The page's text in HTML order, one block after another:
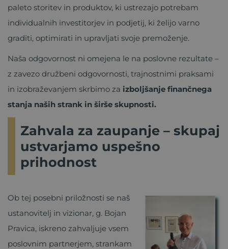
paleto storitev in produktov, ki ustrezajo potrebam
individualnih investitorjev in podjetij, ki želijo varno
graditi, optimirati in upravljati svoje premoženje.
Naša odgovornost ni omejena le na poslovne rezultate –
z zavezo družbeni odgovornosti, trajnostnimi praksami
in izobraževanjem skrbimo za izboljšanje finančnega
stanja naših strank in širše skupnosti.
Zahvala za zaupanje – skupaj
ustvarjamo uspešno
prihodnost
Ob tej posebni priložnosti se naš
ustanovitelj in vizionar, g. Bojan
Pravica, iskreno zahvaljuje vsem
poslovnim partnerjem, strankam